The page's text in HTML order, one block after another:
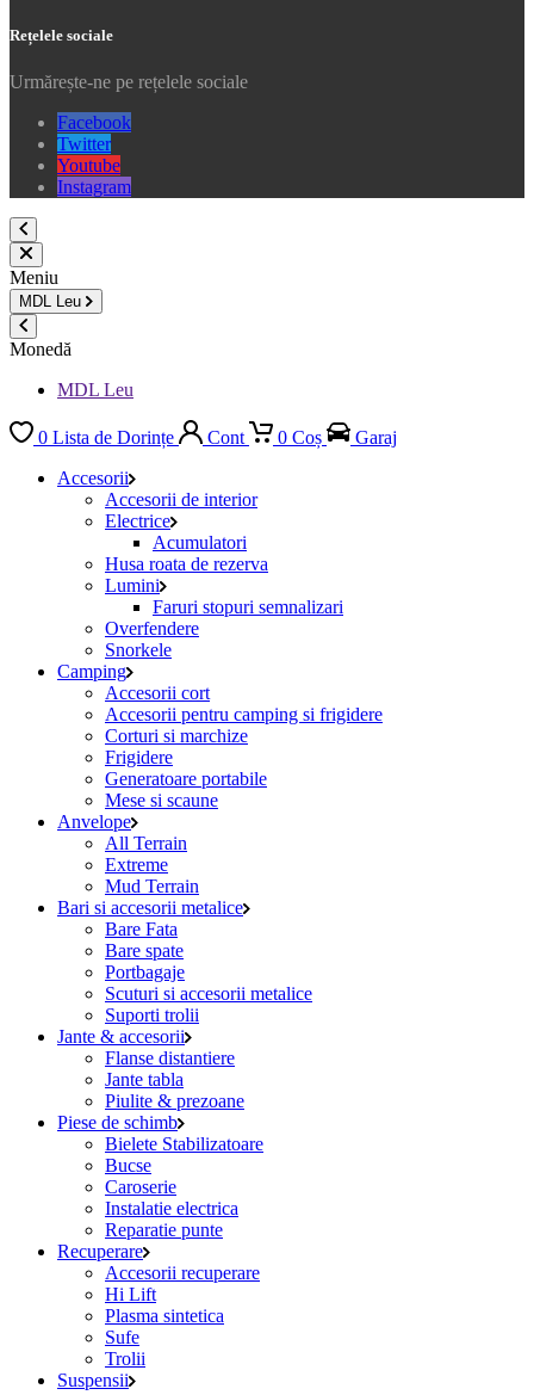
Rețelele sociale
Urmărește-ne pe rețelele sociale
Facebook
Twitter
Youtube
Instagram
Meniu
MDL Leu
Monedă
MDL Leu
0 Lista de Dorințe Cont 0 Coș
Garaj
Accesorii
Accesorii de interior
Electrice
Acumulatori
Husa roata de rezerva
Lumini
Faruri stopuri semnalizari
Overfendere
Snorkele
Camping
Accesorii cort
Accesorii pentru camping si frigidere
Corturi si marchize
Frigidere
Generatoare portabile
Mese si scaune
Anvelope
All Terrain
Extreme
Mud Terrain
Bari si accesorii metalice
Bare Fata
Bare spate
Portbagaje
Scuturi si accesorii metalice
Suporti trolii
Jante & accesorii
Flanse distantiere
Jante tabla
Piulite & prezoane
Piese de schimb
Bielete Stabilizatoare
Bucse
Caroserie
Instalatie electrica
Reparatie punte
Recuperare
Accesorii recuperare
Hi Lift
Plasma sintetica
Sufe
Trolii
Suspensii